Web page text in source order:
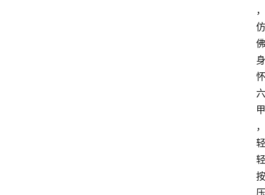
，
仿
佛
身
怀
六
甲
，
轻
轻
按
压